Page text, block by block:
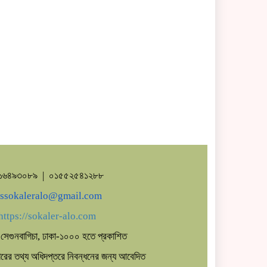
| ০১৫৫২৫৪১২৮৮
sokaler-alo.com
ঢাকা-১০০০ হতে প্রকাশিত
তথ্য অধিদপ্তরে নিবন্ধনের জন্য আবেদিত